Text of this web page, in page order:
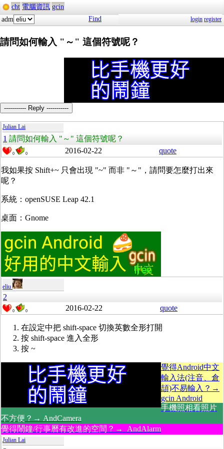
cht 電腦資訊 gcin
adm
Find login register
請問如何輸入 "～" 這個符號呢？
----------- Reply -----------
Julian Lai
1 請問如何輸入 "～" 這個符號呢？
0 0 2016-02-22 quote
我如果按 Shift+~ 只會出現 "~" 而非 "～"，請問要怎麼打出來
呢？
系統：openSUSE Leap 42.1
桌面：Gnome
eliu
2
0 0 2016-02-22 quote
在設定中把 shift-space 切換英數全形打開
按 shift-space 進入全形
按 ~
覺得Android中文
輸入法(注音、倉
頡)不易輸入？→
gcin Android
手機照相看照片
不方便？→ AndCamera
覺得鬧鐘/行事曆有改進的空間？→ AndAlarm
Julian Lai